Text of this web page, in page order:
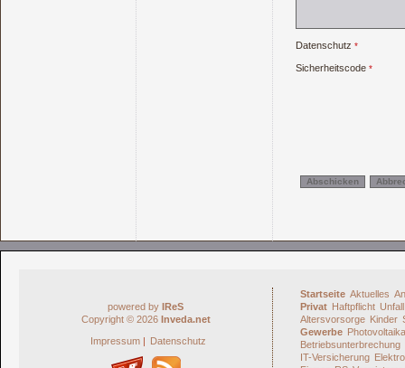
Datenschutz
Sicherheitscode
powered by IReS
Copyright © 2026 Inveda.net
Impressum| Datenschutz
Startseite Aktuelles
Privat Haftpflicht Unfall
Altersvorsorge Kinder
Gewerbe
Betriebsunterbrechung
IT-Versicherung